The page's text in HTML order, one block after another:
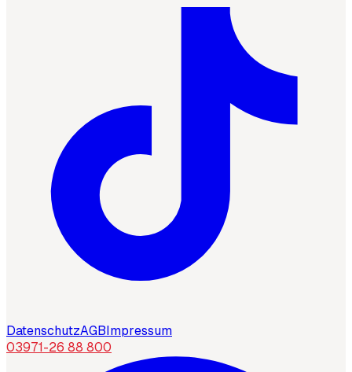
DatenschutzAGBImpressum
03971-26 88 800